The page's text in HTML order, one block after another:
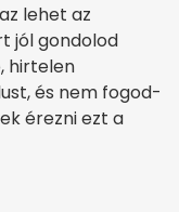
lehet az
jól gondolod
hirtelen
és nem fogod-
érezni ezt a